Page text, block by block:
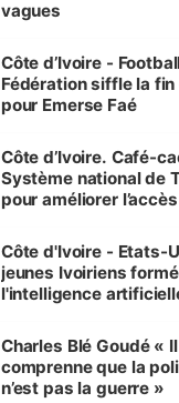
vagues
Côte d’Ivoire -
Fédération siffle la
pour Emerse Faé
Côte d’Ivoire. Café-
Système national de
pour améliorer
Côte d'Ivoire - Etats-
jeunes Ivoiriens
l'intelligence
Charles Blé Goudé «
comprenne que la
n’est pas la guerre »